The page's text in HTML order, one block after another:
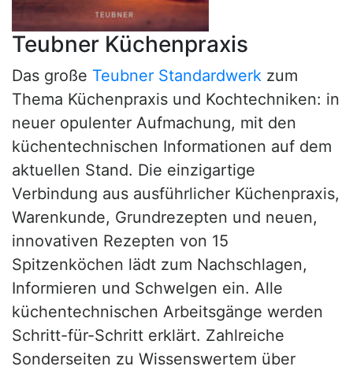
Teubner Küchenpraxis
Das große Teubner Standardwerk zum
Thema Küchenpraxis und Kochtechniken: in
neuer opulenter Aufmachung, mit den
küchentechnischen Informationen auf dem
aktuellen Stand. Die einzigartige
Verbindung aus ausführlicher Küchenpraxis,
Warenkunde, Grundrezepten und neuen,
innovativen Rezepten von 15
Spitzenköchen lädt zum Nachschlagen,
Informieren und Schwelgen ein. Alle
küchentechnischen Arbeitsgänge werden
Schritt-für-Schritt erklärt. Zahlreiche
Sonderseiten zu Wissenswertem über